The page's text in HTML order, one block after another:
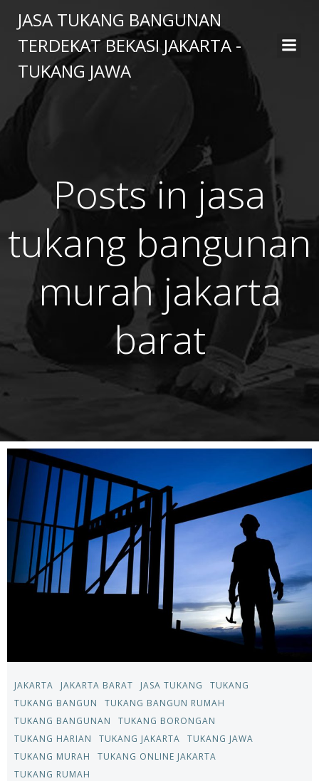
to
content
JASA TUKANG BANGUNAN
TERDEKAT BEKASI JAKARTA -
TUKANG JAWA
Posts in jasa
tukang bangunan
murah jakarta
barat
JAKARTA JAKARTA BARAT JASA TUKANG
TUKANG
TUKANG BANGUN
TUKANG BANGUN RUMAH
TUKANG BANGUNAN
TUKANG BORONGAN
TUKANG HARIAN
TUKANG JAKARTA
TUKANG JAWA
TUKANG MURAH
TUKANG ONLINE JAKARTA
TUKANG RUMAH